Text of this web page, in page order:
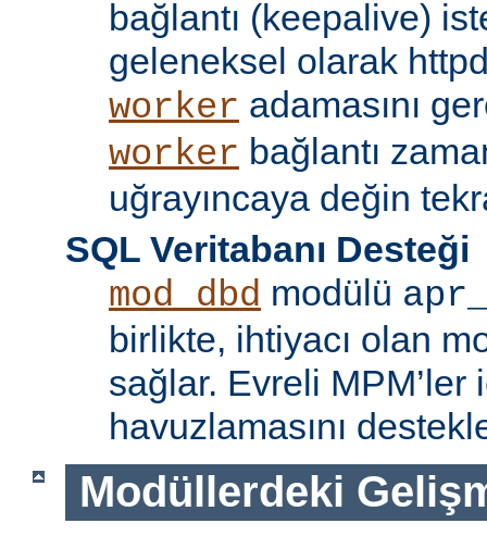
bağlantı (keepalive)
geleneksel olarak
worker adamasını
worker bağlantı
uğrayıncaya değin
SQL Veritabanı Desteği
mod_dbd modülü
birlikte, ihtiyacı olan
sağlar. Evreli MPM’ler
havuzlamasını
Modüllerdeki